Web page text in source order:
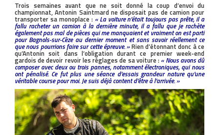
Trois semaines avant que ne soit donné la coup d’envoi du
championnat, Antonin Saintmard ne disposait pas de camion pour
transporter sa monoplace :« La voiture n’était toujours pas prête, il a
fallu racheter un camion à la dernière minute, il a fallu que je rachète
également pas mal de pièces qui me manquaient et vraiment on est parti
pour Bagnols-sur-Cèze au dernier moment et sans savoir réellement ce
que nous pourrions faire sur cette épreuve. »Rien d’étonnant donc à ce
qu’Antonin soit dans l’obligation durant ce premier week-end
gardois de devoir revoir les réglages de sa voiture : « Nous avons dû
composer avec deux ou trois pannes, notamment électroniques, qui nous
ont pénalisé. Ce fut plus une séance d’essais grandeur nature qu’une
véritable course pour moi. Je suis déjà content d’être à l’arrivée. »